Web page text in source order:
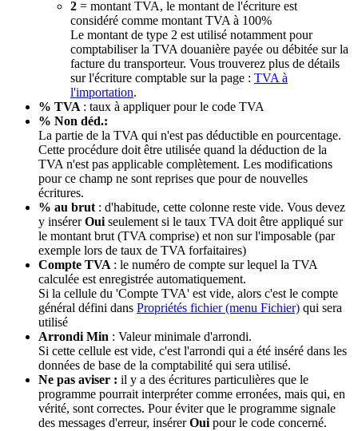
2 = montant TVA, le montant de l'écriture est
considéré comme montant TVA à 100%
Le montant de type 2 est utilisé notamment pour
comptabiliser la TVA douanière payée ou débitée sur la
facture du transporteur. Vous trouverez plus de détails
sur l'écriture comptable sur la page : TVA à
l'importation.
% TVA : taux à appliquer pour le code TVA
% Non déd.:
La partie de la TVA qui n'est pas déductible en pourcentage.
Cette procédure doit être utilisée quand la déduction de la
TVA n'est pas applicable complètement. Les modifications
pour ce champ ne sont reprises que pour de nouvelles
écritures.
% au brut : d'habitude, cette colonne reste vide. Vous devez
y insérerOui seulement si le taux TVA doit être appliqué sur
le montant brut (TVA comprise) et non sur l'imposable (par
exemple lors de taux de TVA forfaitaires)
Compte TVA : le numéro de compte sur lequel la TVA
calculée est enregistrée automatiquement.
Si la cellule du 'Compte TVA' est vide, alors c'est le compte
général défini dans Propriétés fichier (menu Fichier) qui sera
utilisé
Arrondi Min : Valeur minimale d'arrondi.
Si cette cellule est vide, c'est l'arrondi qui a été inséré dans les
données de base de la comptabilité qui sera utilisé.
Ne pas aviser : il y a des écritures particulières que le
programme pourrait interpréter comme erronées, mais qui, en
vérité, sont correctes. Pour éviter que le programme signale
des messages d'erreur, insérerOui pour le code concerné.